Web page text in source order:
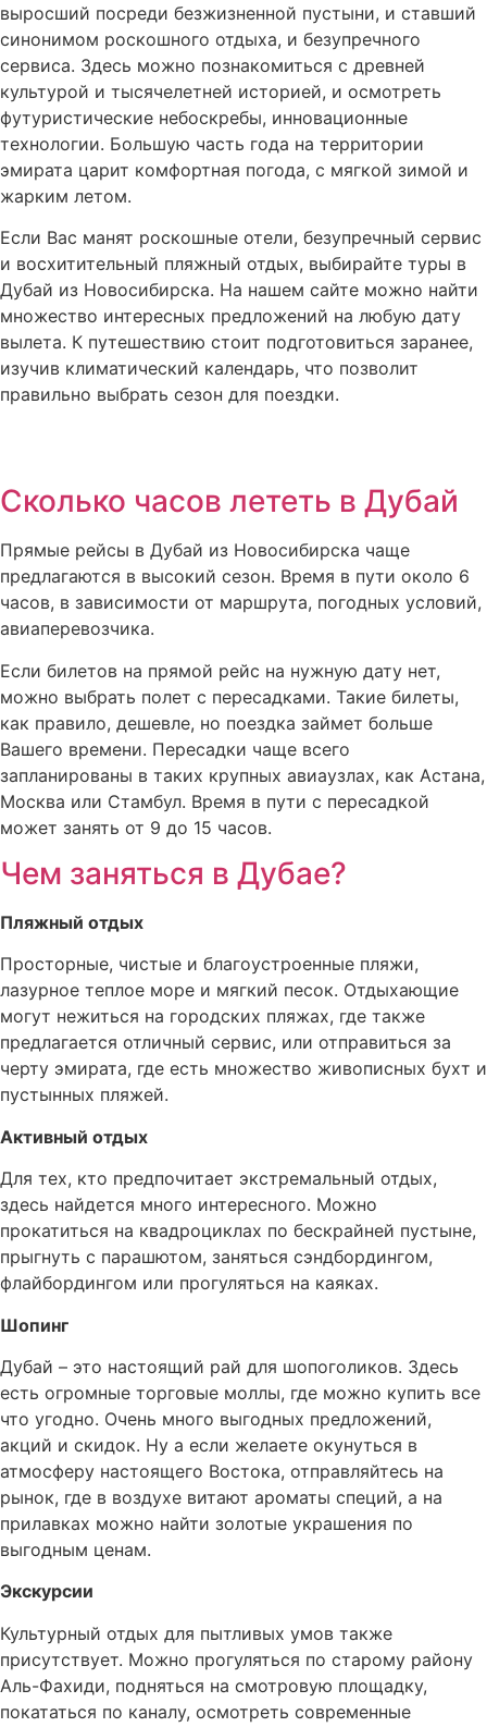
выросший посреди безжизненной пустыни, и ставший
синонимом роскошного отдыха, и безупречного
сервиса. Здесь можно познакомиться с древней
культурой и тысячелетней историей, и осмотреть
футуристические небоскребы, инновационные
технологии. Большую часть года на территории
эмирата царит комфортная погода, с мягкой зимой и
жарким летом.
Если Вас манят роскошные отели, безупречный сервис
и восхитительный пляжный отдых, выбирайте туры в
Дубай из Новосибирска. На нашем сайте можно найти
множество интересных предложений на любую дату
вылета. К путешествию стоит подготовиться заранее,
изучив климатический календарь, что позволит
правильно выбрать сезон для поездки.
Сколько часов лететь в Дубай
Прямые рейсы в Дубай из Новосибирска чаще
предлагаются в высокий сезон. Время в пути около 6
часов, в зависимости от маршрута, погодных условий,
авиаперевозчика.
Если билетов на прямой рейс на нужную дату нет,
можно выбрать полет с пересадками. Такие билеты,
как правило, дешевле, но поездка займет больше
Вашего времени. Пересадки чаще всего
запланированы в таких крупных авиаузлах, как Астана,
Москва или Стамбул. Время в пути с пересадкой
может занять от 9 до 15 часов.
Чем заняться в Дубае?
Пляжный отдых
Просторные, чистые и благоустроенные пляжи,
лазурное теплое море и мягкий песок. Отдыхающие
могут нежиться на городских пляжах, где также
предлагается отличный сервис, или отправиться за
черту эмирата, где есть множество живописных бухт и
пустынных пляжей.
Активный отдых
Для тех, кто предпочитает экстремальный отдых,
здесь найдется много интересного. Можно
прокатиться на квадроциклах по бескрайней пустыне,
прыгнуть с парашютом, заняться сэндбордингом,
флайбордингом или прогуляться на каяках.
Шопинг
Дубай – это настоящий рай для шопоголиков. Здесь
есть огромные торговые моллы, где можно купить все
что угодно. Очень много выгодных предложений,
акций и скидок. Ну а если желаете окунуться в
атмосферу настоящего Востока, отправляйтесь на
рынок, где в воздухе витают ароматы специй, а на
прилавках можно найти золотые украшения по
выгодным ценам.
Экскурсии
Культурный отдых для пытливых умов также
присутствует. Можно прогуляться по старому району
Аль-Фахиди, подняться на смотровую площадку,
покататься по каналу, осмотреть современные